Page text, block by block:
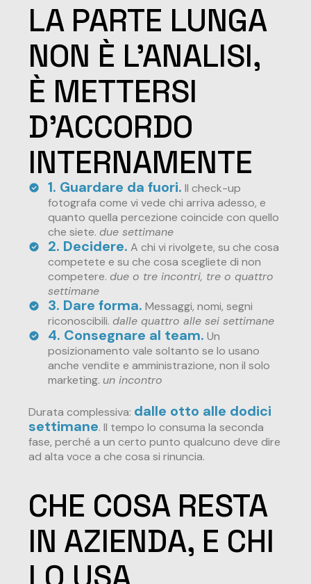
LA PARTE LUNGA
NON È L'ANALISI,
È METTERSI
D'ACCORDO
INTERNAMENTE
1. Guardare da fuori. Il check-up
fotografa come vi vede chi arriva adesso, e
quanto quella percezione coincide con quello
che siete.due settimane
2. Decidere. A chi vi rivolgete, su che cosa
competete e su che cosa scegliete di non
competere.due o tre incontri, tre o quattro
settimane
3. Dare forma. Messaggi, nomi, segni
riconoscibili.dalle quattro alle sei settimane
4. Consegnare al team. Un
posizionamento vale soltanto se lo usano
anche vendite e amministrazione, non il solo
marketing.un incontro
Durata complessiva: dalle otto alle dodici
settimane. Il tempo lo consuma la seconda
fase, perché a un certo punto qualcuno deve dire
ad alta voce a che cosa si rinuncia.
CHE COSA RESTA
IN AZIENDA, E CHI